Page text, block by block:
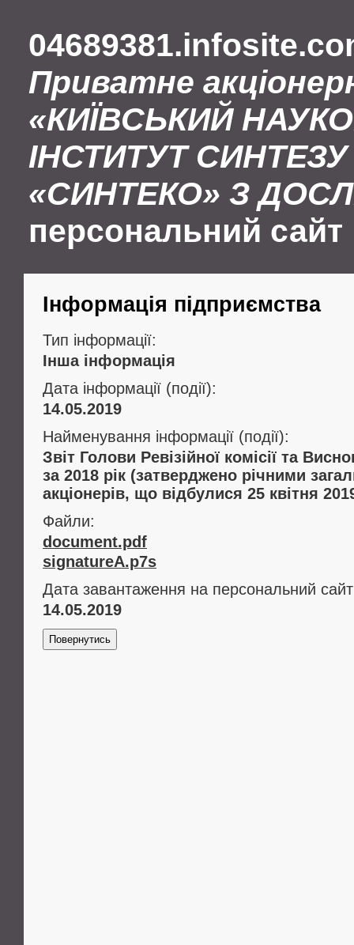
Приватне
«КИЇВСЬКИЙ
ІНСТИТУТ СИНТЕЗУ
«СИНТЕКО» З
персональний сайт
Інформація підприємства
Тип інформації:
Інша інформація
Дата інформації (події):
14.05.2019
Найменування інформації (події):
Звіт Голови Ревізійної комісії та
за 2018 рік (затверджено річними
акціонерів, що відбулися 25 квітня
Файли:
document.pdf
signatureA.p7s
Дата завантаження на персональний
14.05.2019
Повернутись